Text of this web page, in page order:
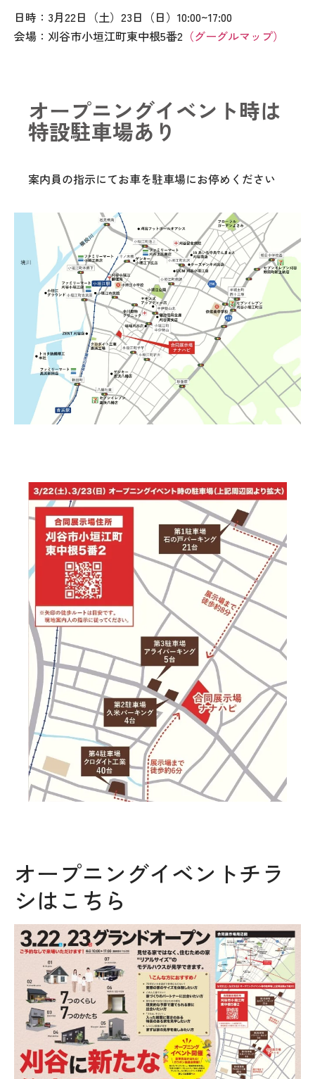
日時：3月22日（土）23日（日）10:00~17:00
会場：刈谷市小垣江町東中根5番2 （グーグルマップ）
オープニングイベント時は
特設駐車場あり
案内員の指示にてお車を駐車場にお停めください
オープニングイベントチラ
シはこちら